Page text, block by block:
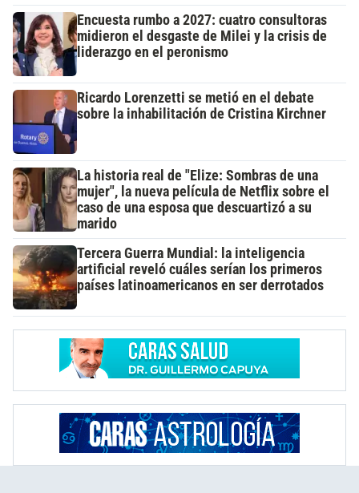
Encuesta rumbo a 2027: cuatro consultoras
midieron el desgaste de Milei y la crisis de
liderazgo en el peronismo
Ricardo Lorenzetti se metió en el debate
sobre la inhabilitación de Cristina Kirchner
La historia real de "Elize: Sombras de una
mujer", la nueva película de Netflix sobre el
caso de una esposa que descuartizó a su
marido
Tercera Guerra Mundial: la inteligencia
artificial reveló cuáles serían los primeros
países latinoamericanos en ser derrotados